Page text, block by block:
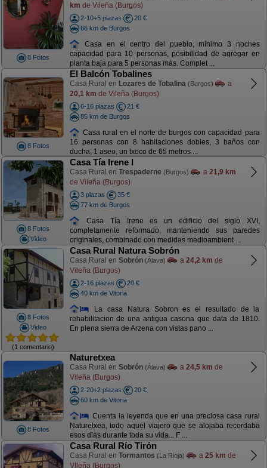
8 Fotos
km de Vileña (Burgos)
2-10+5 plazas
20 €
66 km de Burgos
Casa en el centro del pueblo, mínimo 3 noches
capacidad para 10 personas, posibilidad de agregar en
planta baja para 5 personas más. Complet ...
8 Fotos
El Balcón Tobalines
Casa Rural en Lozares de Tobalina (Burgos)
a
20,1 km de Vileña (Burgos)
6-16 plazas
21 €
85 km de Burgos
Casa rural en el norte de burgos con capacidad para
16 personas con 8 habitaciones dobles, 3 baños con
ducha, 1 aseo, un txoco de 65 metros ...
8 Fotos
Video
Casa Tía Irene I
Casa Rural en Trespaderne (Burgos) a 21,9 km
de Vileña (Burgos)
3 plazas
35 €
77 km de Burgos
Casa Tía Irene es un edificio del siglo XVI,
completamente reformado, manteniendo sus paredes
originales, combinado con medidas medioambient ...
8 Fotos
Video
(1 comentario)
Casa Rural Natura Sobrón
Casa Rural en Sobrón (Álava) a 24,2 km de
Vileña (Burgos)
2-16 plazas
20 €
40 km de Vitoria
La casa Natura Sobron es el resultado de la
rehabilitacion de una antigua casona que data de 1810.
En plena sierra de Arzena con vistas pano ...
8 Fotos
Naturetxea
Casa Rural en Sobrón (Álava) a 24,5 km de
Vileña (Burgos)
2-20+2 plazas
20 €
60 km de Vitoria
Cuenta la leyenda que en una preciosa casa rural
Naturetxea, todo aquel viajero que se alojaba recordaba
esos dias durante toda su vida... F ...
Casa Rural Río Tirón
Casa Rural en Tormantos (La Rioja) a 25 km de
Vileña (Burgos)